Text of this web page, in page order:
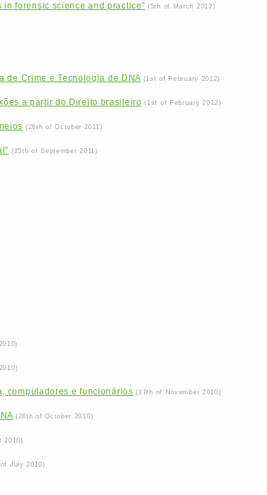
forensic science and practice” (5th of March 2012)
de Crime e Tecnologia de DNA (1st of February 2012)
a partir do Direito brasileiro (1st of February 2012)
(26th of October 2011)
(25th of September 2011)
computadores e funcionários (17th of November 2010)
(28th of October 2010)
2010)
July 2010)